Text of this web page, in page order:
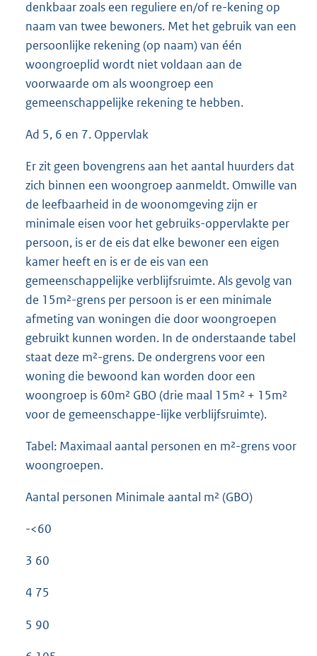
denkbaar zoals een reguliere en/of re-kening op
naam van twee bewoners. Met het gebruik van een
persoonlijke rekening (op naam) van één
woongroeplid wordt niet voldaan aan de
voorwaarde om als woongroep een
gemeenschappelijke rekening te hebben.
Ad 5, 6 en 7. Oppervlak
Er zit geen bovengrens aan het aantal huurders dat
zich binnen een woongroep aanmeldt. Omwille van
de leefbaarheid in de woonomgeving zijn er
minimale eisen voor het gebruiks-oppervlakte per
persoon, is er de eis dat elke bewoner een eigen
kamer heeft en is er de eis van een
gemeenschappelijke verblijfsruimte. Als gevolg van
de 15m²-grens per persoon is er een minimale
afmeting van woningen die door woongroepen
gebruikt kunnen worden. In de onderstaande tabel
staat deze m²-grens. De ondergrens voor een
woning die bewoond kan worden door een
woongroep is 60m² GBO (drie maal 15m² + 15m²
voor de gemeenschappe-lijke verblijfsruimte).
Tabel: Maximaal aantal personen en m²-grens voor
woongroepen.
Aantal personen Minimale aantal m² (GBO)
-<60
3 60
4 75
5 90